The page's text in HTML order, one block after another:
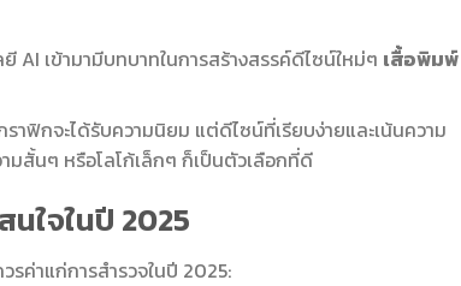
ยี AI เข้ามามีบทบาทในการสร้างสรรค์ดีไซน์ใหม่ๆ เสื้อพิมพ์
ราฟิกจะได้รับความนิยม แต่ดีไซน์ที่เรียบง่ายและเน้นความ
มสั้นๆ หรือโลโก้เล็กๆ ก็เป็นตัวเลือกที่ดี
ใจในปี 2025
รค่าแก่การสำรวจในปี 2025: